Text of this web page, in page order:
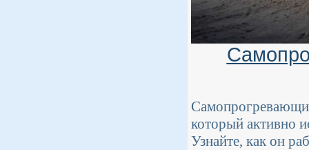
который активно
Узнайте, как он